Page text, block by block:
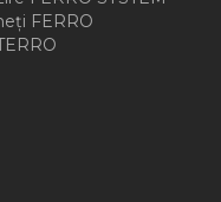
FERRO